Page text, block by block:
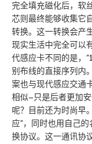
完全填充磁化后，软
芯则最终能够收集它
转换。这一转换会产
现实生活中完全可以
代感应卡不同的是，
别布线的直接序列内
案也与现代感应交通
相似–只是后者更加
呢？目前还为时尚早
应”，同时也用自己
换协议。这一通讯协